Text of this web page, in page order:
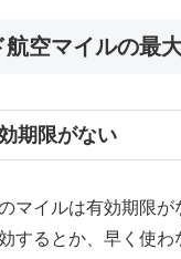
空マイルの最
期限がない
マイルは有効期限が
するとか、早く使わ